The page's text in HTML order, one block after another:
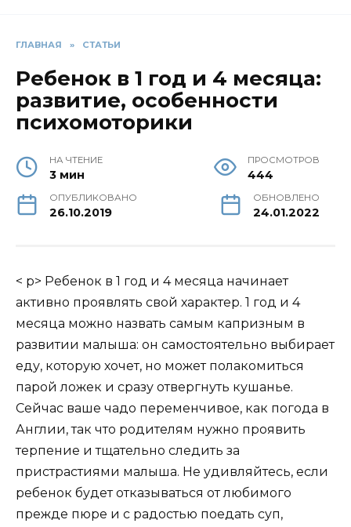
ГЛАВНАЯ » СТАТЬИ
Ребенок в 1 год и 4 месяца:
развитие, особенности
психомоторики
НА ЧТЕНИЕ
3 мин
ПРОСМОТРОВ
444
ОПУБЛИКОВАНО
26.10.2019
ОБНОВЛЕНО
24.01.2022
< p> Ребенок в 1 год и 4 месяца начинает
активно проявлять свой характер. 1 год и 4
месяца можно назвать самым капризным в
развитии малыша: он самостоятельно выбирает
еду, которую хочет, но может полакомиться
парой ложек и сразу отвергнуть кушанье.
Сейчас ваше чадо переменчивое, как погода в
Англии, так что родителям нужно проявить
терпение и тщательно следить за
пристрастиями малыша. Не удивляйтесь, если
ребенок будет отказываться от любимого
прежде пюре и с радостью поедать суп,